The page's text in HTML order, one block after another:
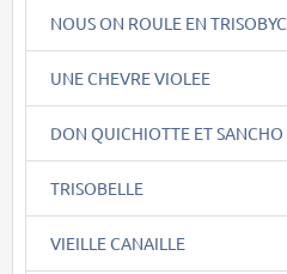
NOUS ON ROULE EN
UNE CHEVRE VIOLEE
DON QUICHIOTTE ET
TRISOBELLE
VIEILLE CANAILLE